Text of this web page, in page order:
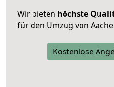
Wir bieten höchste
für den Umzug von
Kostenlose